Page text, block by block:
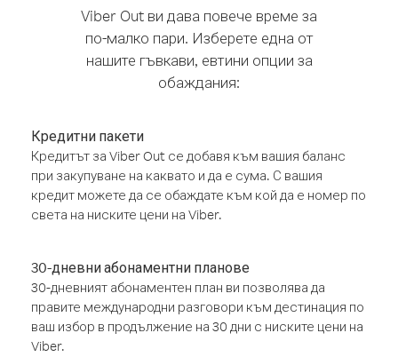
Viber Out ви дава повече време за
по-малко пари. Изберете една от
нашите гъвкави, евтини опции за
обаждания:
Кредитни пакети
Кредитът за Viber Out се добавя към вашия баланс
при закупуване на каквато и да е сума. С вашия
кредит можете да се обаждате към кой да е номер по
света на ниските цени на Viber.
30-дневни абонаментни планове
30-дневният абонаментен план ви позволява да
правите международни разговори към дестинация по
ваш избор в продължение на 30 дни с ниските цени на
Viber.